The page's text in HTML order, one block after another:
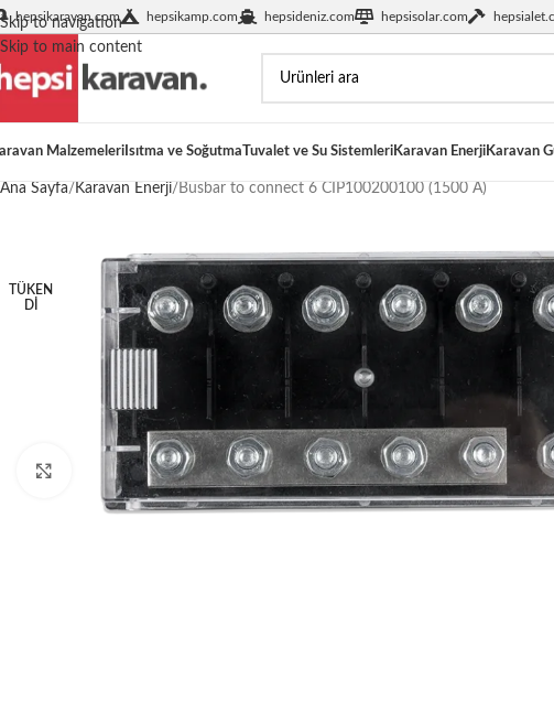
Skip to navigation
Skip to main content
hepsikaravan.com hepsikamp.com hepsideniz.com hepsisolar.com
Malzemeleri Isıtma ve SoğutmaTuvalet ve Su SistemleriKaravan EnerjiKaravan
Ana Sayfa Karavan Enerji Busbar to connect 6 CIP100200100 (1500 A)
TÜKEN
DI
Büyütmek için tıklayın